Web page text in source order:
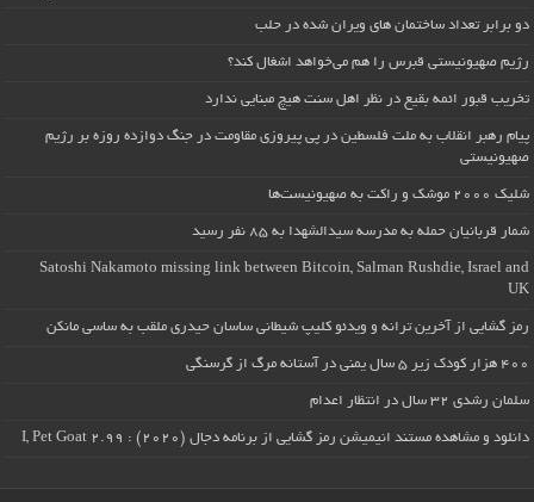
دو برابر تعداد ساختمان های ویران شده در حلب
رژیم صهیونیستی قبرس را هم می‌خواهد اشغال کند؟
تخریب قبور ائمه بقیع در نظر اهل سنت هیچ مبنایی ندارد
پیام رهبر انقلاب به ملت فلسطین در پی پیروزی مقاومت در جنگ دوازده روزه بر رژیم
صهیونیستی
شلیک ۲۰۰۰ موشک و راکت به صهیونیست‌ها
شمار قربانیان حمله به مدرسه سیدالشهدا به ۸۵ نفر رسید
Satoshi Nakamoto missing link between Bitcoin, Salman Rushdie, Israel and
UK
رمز گشایی از آخرین ترانه و ویدئو کلیپ شیطانی ساسان حیدری ملقب به ساسی مانکن
۴۰۰ هزار کودک زیر ۵ سال یمنی در آستانه مرگ از گرسنگی
سلمان رشدی ۳۲ سال در انتظار اعدام
دانلود و مشاهده مستند انیمیشن رمز گشایی از برنامه دجال (۲۰۲۰) : I, Pet Goat 2.99